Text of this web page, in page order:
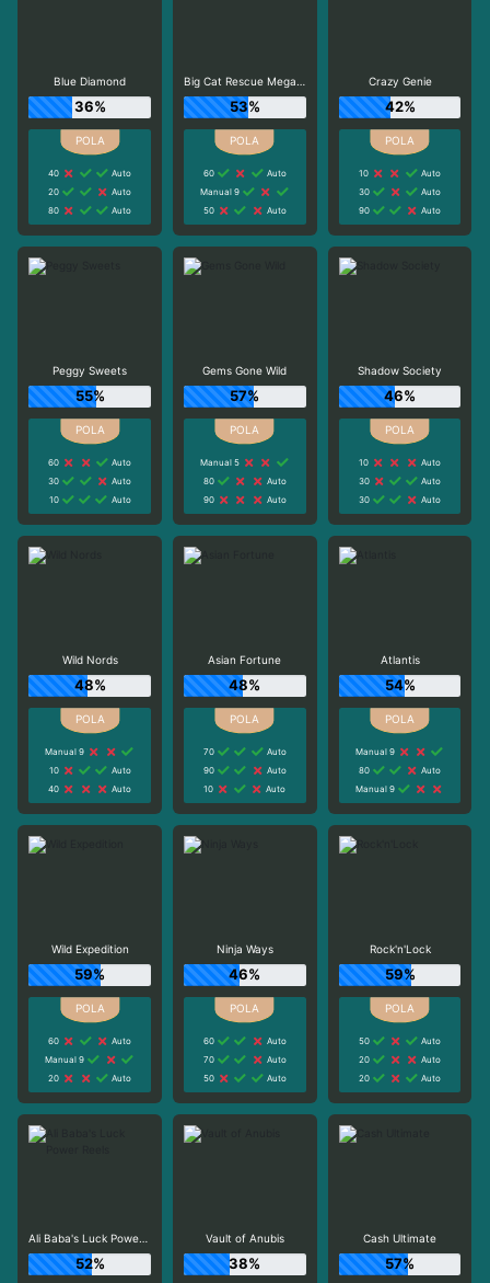
Blue Diamond
36%
40
Auto
20
Auto
80
Auto
Big Cat Rescue Megaways
53%
60
Auto
Manual 9
50
Auto
Crazy Genie
42%
10
Auto
30
Auto
90
Auto
Peggy Sweets
55%
60
Auto
30
Auto
10
Auto
Gems Gone Wild
57%
Manual 5
80
Auto
90
Auto
Shadow Society
46%
10
Auto
30
Auto
30
Auto
Wild Nords
48%
Manual 9
10
Auto
40
Auto
Asian Fortune
48%
70
Auto
90
Auto
10
Auto
Atlantis
54%
Manual 9
80
Auto
Manual 9
Wild Expedition
59%
60
Auto
Manual 9
20
Auto
Ninja Ways
46%
60
Auto
70
Auto
50
Auto
Rock'n'Lock
59%
50
Auto
20
Auto
20
Auto
Ali Baba's Luck Power Reels
52%
Vault of Anubis
38%
Cash Ultimate
57%